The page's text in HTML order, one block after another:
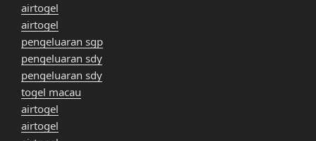
airtogel
airtogel
pengeluaran sgp
pengeluaran sdy
pengeluaran sdy
togel macau
airtogel
airtogel